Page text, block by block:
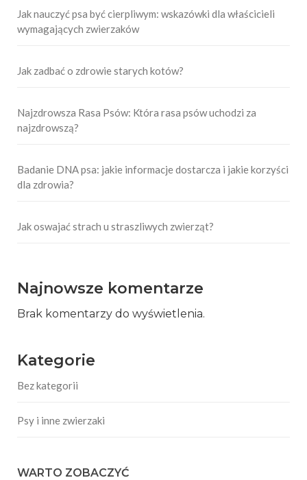
Jak nauczyć psa być cierpliwym: wskazówki dla właścicieli
wymagających zwierzaków
Jak zadbać o zdrowie starych kotów?
Najzdrowsza Rasa Psów: Która rasa psów uchodzi za
najzdrowszą?
Badanie DNA psa: jakie informacje dostarcza i jakie korzyści
dla zdrowia?
Jak oswajać strach u straszliwych zwierząt?
Najnowsze komentarze
Brak komentarzy do wyświetlenia.
Kategorie
Bez kategorii
Psy i inne zwierzaki
WARTO ZOBACZYĆ